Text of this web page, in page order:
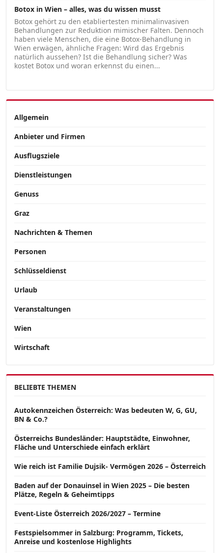
Botox in Wien – alles, was du wissen musst
Botox gehört zu den etabliertesten minimalinvasiven
Behandlungen zur Reduktion mimischer Falten. Dennoch
haben viele Menschen, die eine Botox-Behandlung in
Wien erwägen, ähnliche Fragen: Wird das Ergebnis
natürlich aussehen? Ist die Behandlung sicher? Was
kostet Botox und woran erkennst du einen...
Allgemein
Anbieter und Firmen
Ausflugsziele
Dienstleistungen
Genuss
Graz
Nachrichten & Themen
Personen
Schlüsseldienst
Urlaub
Veranstaltungen
Wien
Wirtschaft
BELIEBTE THEMEN
Autokennzeichen Österreich: Was bedeuten W, G, GU,
BN & Co.?
Österreichs Bundesländer: Hauptstädte, Einwohner,
Fläche und Unterschiede einfach erklärt
Wie reich ist Familie Dujsik- Vermögen 2026 – Österreich
Baden auf der Donauinsel in Wien 2025 – Die besten
Plätze, Regeln & Geheimtipps
Event-Liste Österreich 2026/2027 – Termine
Festspielsommer in Salzburg: Programm, Tickets,
Anreise und kostenlose Highlights